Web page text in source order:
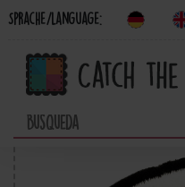
Sprache/Language: